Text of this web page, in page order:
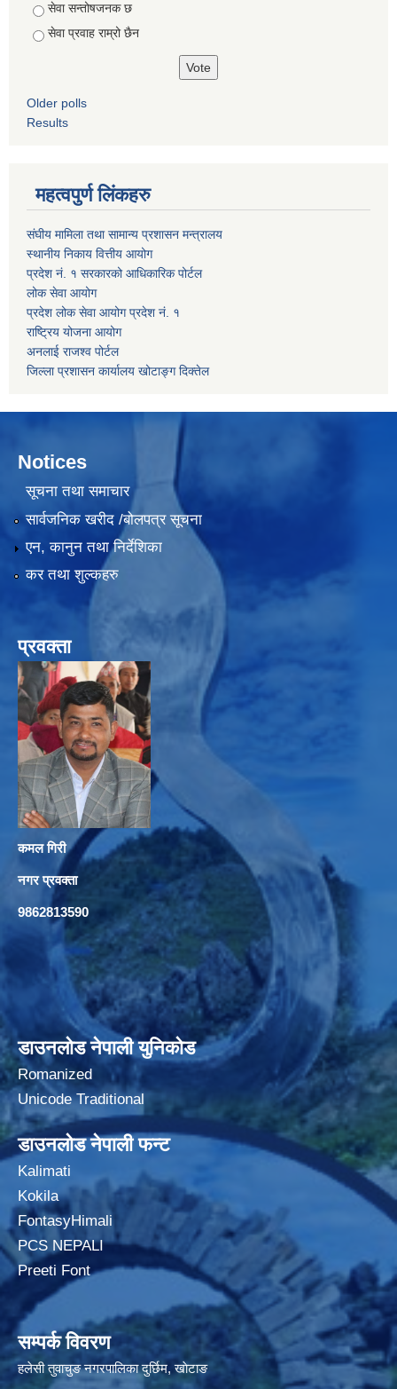
सेवा सन्तोषजनक छ
सेवा प्रवाह राम्रो छैन
Older polls
Results
महत्वपुर्ण लिंकहरु
संघीय मामिला तथा सामान्य प्रशासन मन्त्रालय
स्थानीय निकाय वित्तीय आयोग
प्रदेश नं. १ सरकारको आधिकारिक पोर्टल
लोक सेवा आयोग
प्रदेश लोक सेवा आयोग प्रदेश नं. १
राष्ट्रिय योजना आयोग
अनलाई राजश्व पोर्टल
जिल्ला प्रशासन कार्यालय खोटाङ्ग दिक्तेल
Notices
सूचना तथा समाचार
सार्वजनिक खरीद /बोलपत्र सूचना
एन, कानुन तथा निर्देशिका
कर तथा शुल्कहरु
प्रवक्ता
कमल गिरी
नगर प्रवक्ता
9862813590
डाउनलोड नेपाली युनिकोड
Romanized
Unicode Traditional
डाउनलोड नेपाली फन्ट
Kalimati
Kokila
FontasyHimali
PCS NEPALI
Preeti Font
सम्पर्क विवरण
हलेसी तुवाचुङ नगरपालिका दुर्छिम, खाेटाङ